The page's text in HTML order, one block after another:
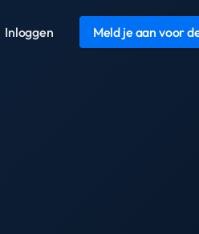
Inloggen Meld je aan voor